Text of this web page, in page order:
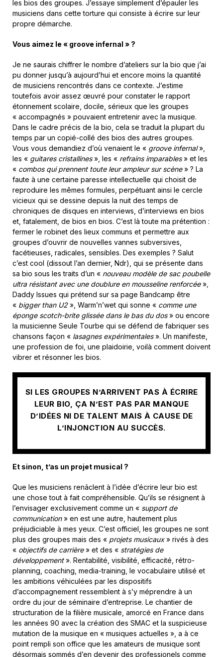
les bios des groupes. J’essaye simplement d’épauler les
musiciens dans cette torture qui consiste à écrire sur leur
propre démarche.
Vous aimez le « groove infernal » ?
Je ne saurais chiffrer le nombre d’ateliers sur la bio que j’ai
pu donner jusqu’à aujourd’hui et encore moins la quantité
de musiciens rencontrés dans ce contexte. J’estime
toutefois avoir assez œuvré pour constater le rapport
étonnement scolaire, docile, sérieux que les groupes
« accompagnés » pouvaient entretenir avec la musique.
Dans le cadre précis de la bio, cela se traduit la plupart du
temps par un copié-collé des bios des autres groupes.
Vous vous demandiez d’où venaient le « groove infernal»,
les « guitares cristallines», les « refrains imparables» et les
« combos qui prennent toute leur ampleur sur scène» ? La
faute à une certaine paresse intellectuelle qui choisit de
reproduire les mêmes formules, perpétuant ainsi le cercle
vicieux qui se dessine depuis la nuit des temps de
chroniques de disques en interviews, d’interviews en bios
et, fatalement, de bios en bios. C’est là toute ma prétention :
fermer le robinet des lieux communs et permettre aux
groupes d’ouvrir de nouvelles vannes subversives,
facétieuses, radicales, sensibles. Des exemples ? Salut
c’est cool (dissout l’an dernier, Ndr), qui se présente dans
sa bio sous les traits d’un « nouveau modèle de sac poubelle
ultra résistant avec une doublure en mousseline renforcée»,
Daddy Issues qui prétend sur sa page Bandcamp être
« bigger than U2», Warm’n’wet qui sonne « comme une
éponge scotch-brite glissée dans le bas du dos» ou encore
la musicienne Seule Tourbe qui se défend de fabriquer ses
chansons façon « lasagnes expérimentales». Un manifeste,
une profession de foi, une plaidoirie, voilà comment doivent
vibrer et résonner les bios.
SI LES GROUPES N’ARRIVENT PAS À ÉCRIRE
LEUR BIO, ÇA N’EST PAS PAR MANQUE
D’IDÉES NI DE TALENT MAIS À CAUSE DE
L’INJONCTION AU SUCCÈS.
Et sinon, t’as un projet musical ?
Que les musiciens renâclent à l’idée d’écrire leur bio est
une chose tout à fait compréhensible. Qu’ils se résignent à
l’envisager exclusivement comme un « support de
communication» en est une autre, hautement plus
préjudiciable à mes yeux. C’est officiel, les groupes ne sont
plus des groupes mais des « projets musicaux» rivés à des
« objectifs de carrière» et des « stratégies de
développement». Rentabilité, visibilité, efficacité, rétro-
planning, coaching, media-training, le vocabulaire utilisé et
les ambitions véhiculées par les dispositifs
d’accompagnement ressemblent à s’y méprendre à un
ordre du jour de séminaire d’entreprise. Le chantier de
structuration de la filière musicale, amorcé en France dans
les années 90 avec la création des SMAC et la suspicieuse
mutation de la musique en « musiques actuelles », a à ce
point rempli son office que les amateurs de musique sont
désormais sommés d’en devenir des professionels comme